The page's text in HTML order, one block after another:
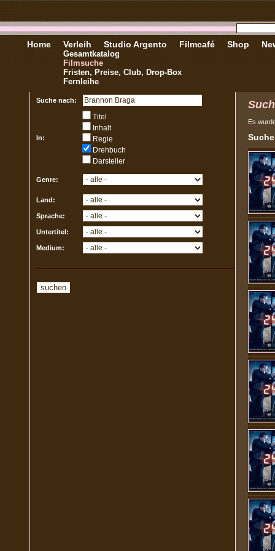
Home Verleih
Gesamtkatalog
Filmsuche
Fristen, Preise, Club, Drop-Box
Fernleihe
Studio Argento Filmcafé Shop
Suche nach:
In:
Titel
Inhalt
Regie
Drehbuch
Darsteller
Genre:
Land:
Sprache:
Untertitel:
Medium:
Es